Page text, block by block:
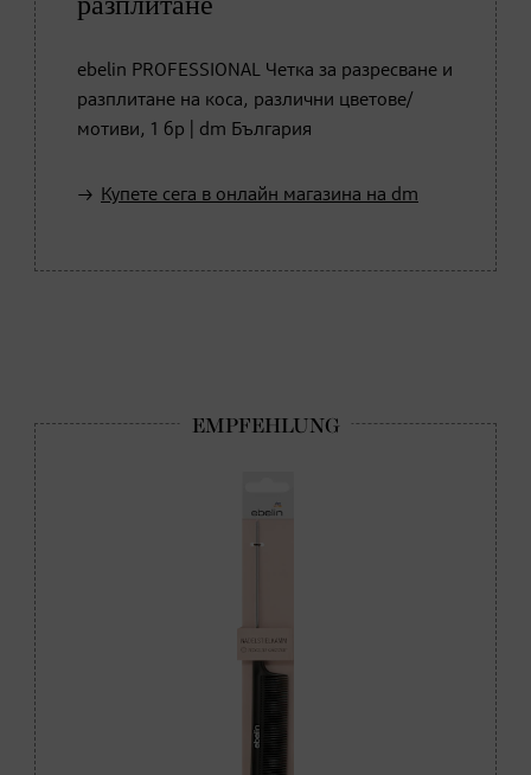
ebelin PROFESSIONAL Четка за разресване и
разплитане на коса, различни цветове/
мотиви, 1 бр | dm България
Купете сега в онлайн магазина на dm